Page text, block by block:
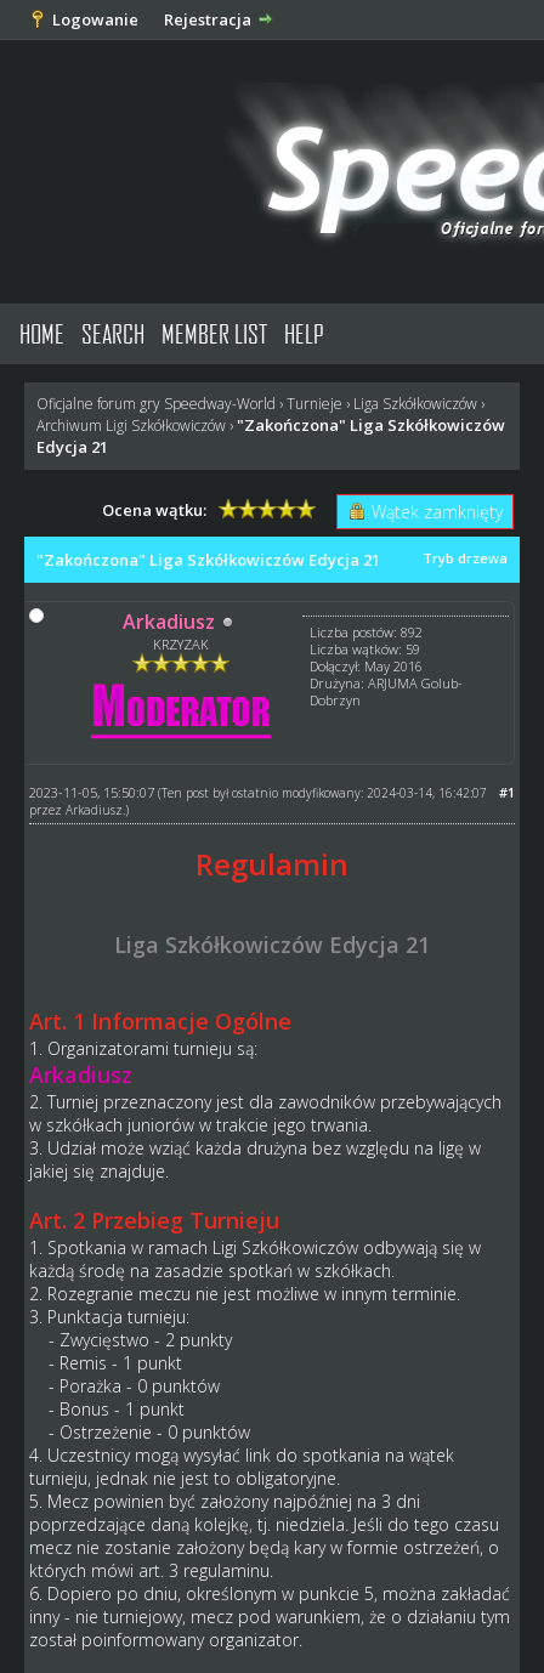
Logowanie Rejestracja
HOME SEARCH MEMBER LIST HELP
Oficjalne forum gry Speedway-World ›Turnieje › Liga Szkółkowiczów›
Archiwum Ligi Szkółkowiczów › "Zakończona" Liga Szkółkowiczów
Edycja 21
Wątek zamknięty
Ocena wątku:
Tryb drzewa
"Zakończona" Liga Szkółkowiczów Edycja 21
Arkadiusz
KRZYZAK
Liczba postów: 892
Liczba wątków: 59
Dołączył: May 2016
Drużyna: ARJUMA Golub-
Dobrzyn
#1
2023-11-05, 15:50:07 (Ten post był ostatnio modyfikowany: 2024-03-14, 16:42:07
przez Arkadiusz.)
Regulamin
Liga Szkółkowiczów Edycja 21
Art. 1 Informacje Ogólne
1. Organizatorami turnieju są:
Arkadiusz
2. Turniej przeznaczony jest dla zawodników przebywających
w szkółkach juniorów w trakcie jego trwania.
3. Udział może wziąć każda drużyna bez względu na ligę w
jakiej się znajduje.
Art. 2 Przebieg Turnieju
1. Spotkania w ramach Ligi Szkółkowiczów odbywają się w
każdą środę na zasadzie spotkań w szkółkach.
2. Rozegranie meczu nie jest możliwe w innym terminie.
3. Punktacja turnieju:
- Zwycięstwo - 2 punkty
- Remis - 1 punkt
- Porażka - 0 punktów
- Bonus - 1 punkt
- Ostrzeżenie - 0 punktów
4. Uczestnicy mogą wysyłać link do spotkania na wątek
turnieju, jednak nie jest to obligatoryjne.
5. Mecz powinien być założony najpóźniej na 3 dni
poprzedzające daną kolejkę, tj. niedziela. Jeśli do tego czasu
mecz nie zostanie założony będą kary w formie ostrzeżeń, o
których mówi art. 3 regulaminu.
6. Dopiero po dniu, określonym w punkcie 5, można zakładać
inny - nie turniejowy, mecz pod warunkiem, że o działaniu tym
został poinformowany organizator.